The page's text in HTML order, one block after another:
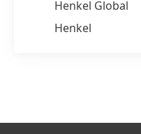
Henkel Global
Henkel